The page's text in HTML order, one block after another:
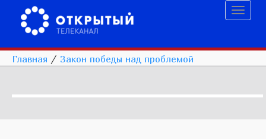
Главная / Закон победы над проблемой